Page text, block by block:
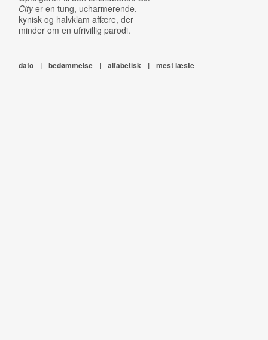
Cityer en tung, ucharmerende,
kynisk og halvklam affære, der
minder om en ufrivillig parodi.
dato | bedømmelse | alfabetisk | mest læste